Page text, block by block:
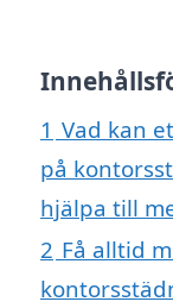
1 Vad kan
på
hjälpa till
2 Få alltid